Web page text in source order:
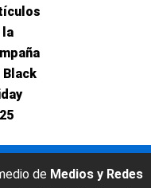
la
Black
de Medios y Redes